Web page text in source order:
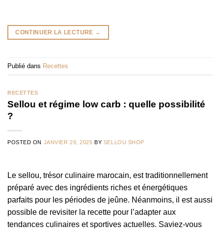
CONTINUER LA LECTURE →
Publié dans Recettes
RECETTES
Sellou et régime low carb : quelle possibilité
?
POSTED ON JANVIER 29, 2025 BY SELLOU SHOP
​Le sellou, trésor culinaire marocain, est traditionnellement
préparé avec des ingrédients riches et énergétiques
parfaits pour les périodes de jeûne. Néanmoins, il est aussi
possible de revisiter la recette pour l’adapter aux
tendances culinaires et sportives actuelles. Saviez-vous